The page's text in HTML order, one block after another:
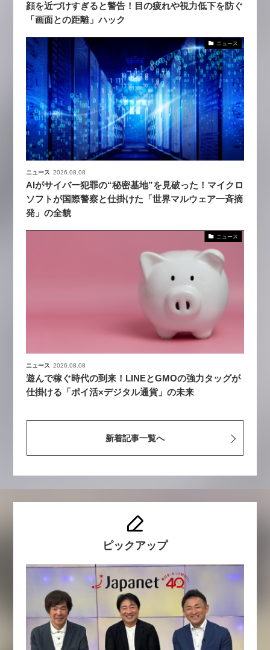
顔を近づけすぎると警告！目の疲れや視力低下を防ぐ
「画面との距離」ハック
ニュース
ニュース 2026.08.08
AIがサイバー犯罪の“秘密基地”を見破った！マイクロ
ソフトが国際警察と仕掛けた「世界マルウェア一斉摘
発」の全貌
ニュース
ニュース 2026.08.08
遊んで稼ぐ時代の到来！LINEとGMOの強力タッグが
仕掛ける「ポイ活×デジタル通貨」の未来
新着記事一覧へ
ピックアップ